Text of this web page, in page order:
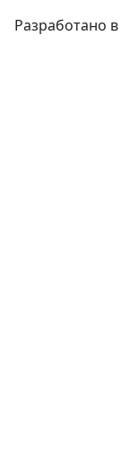
Разработано в